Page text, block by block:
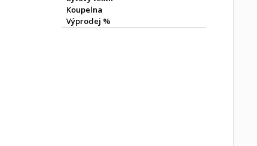
Koupelna
Výprodej %